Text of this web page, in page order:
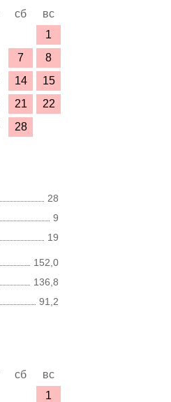
сб
вс
1
7
8
14
15
21
22
28
28
9
19
152,0
136,8
91,2
сб
вс
1